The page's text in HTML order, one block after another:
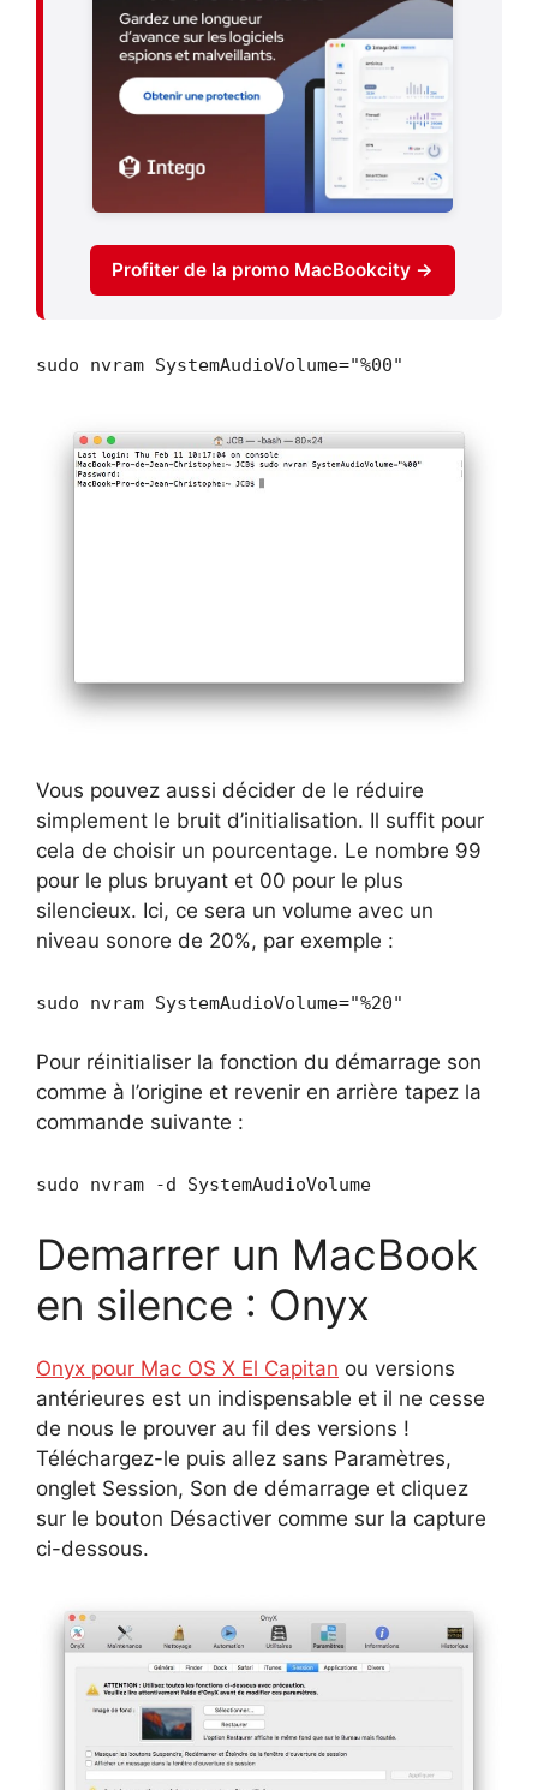
Profiter de la promo MacBookcity →
sudo nvram SystemAudioVolume="%00"
Vous pouvez aussi décider de le réduire
simplement le bruit d’initialisation. Il suffit pour
cela de choisir un pourcentage. Le nombre 99
pour le plus bruyant et 00 pour le plus
silencieux. Ici, ce sera un volume avec un
niveau sonore de 20%, par exemple :
sudo nvram SystemAudioVolume="%20"
Pour réinitialiser la fonction du démarrage son
comme à l’origine et revenir en arrière tapez la
commande suivante :
sudo nvram -d SystemAudioVolume
Demarrer un MacBook
en silence : Onyx
Onyx pour Mac OS X El Capitan ou versions
antérieures est un indispensable et il ne cesse
de nous le prouver au fil des versions !
Téléchargez-le puis allez sans Paramètres,
onglet Session, Son de démarrage et cliquez
sur le bouton Désactiver comme sur la capture
ci-dessous.